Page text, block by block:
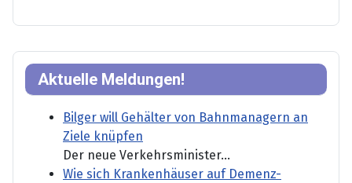
Aktuelle Meldungen!
Bilger will Gehälter von Bahnmanagern an
Ziele knüpfen
Der neue Verkehrsminister...
Wie sich Krankenhäuser auf Demenz-